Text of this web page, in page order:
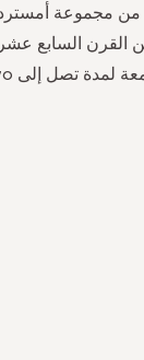
مجموعة
القرن السابع عشر.
يمكنك الطلب الآن عبر المتجر الإلكتروني الرسمي.